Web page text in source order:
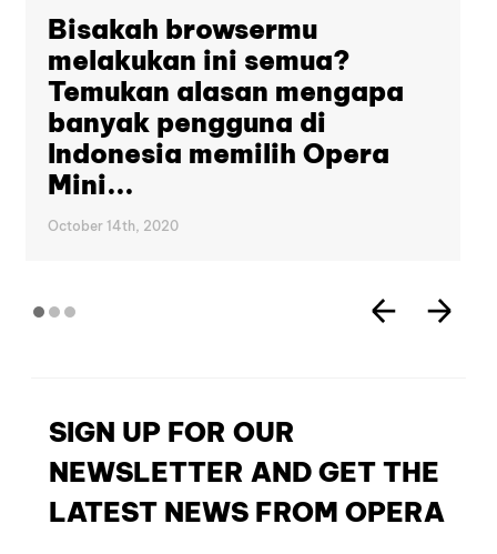
Bisakah browsermu
melakukan ini semua?
Temukan alasan mengapa
banyak pengguna di
Indonesia memilih Opera
Mini...
October 14th, 2020
SIGN UP FOR OUR
NEWSLETTER AND GET THE
LATEST NEWS FROM OPERA